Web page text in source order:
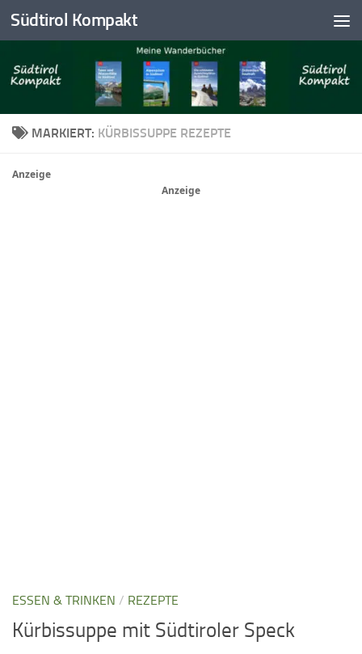
Skip to content
Südtirol Kompakt
MARKIERT: KÜRBISSUPPE REZEPTE
Anzeige
Anzeige
ESSEN & TRINKEN / REZEPTE
Kürbissuppe mit Südtiroler Speck